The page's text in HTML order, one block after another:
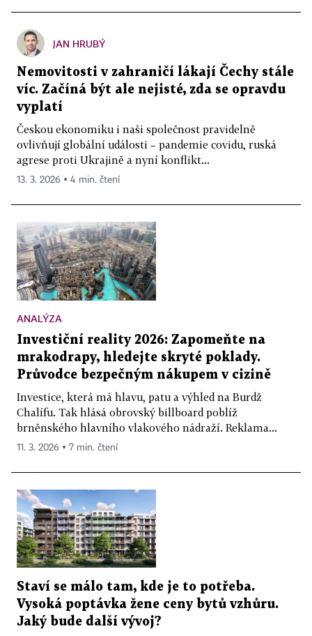
JAN HRUBÝ
Nemovitosti v zahraničí lákají Čechy stále
víc. Začíná být ale nejisté, zda se opravdu
vyplatí
Českou ekonomiku i naši společnost pravidelně
ovlivňují globální události – pandemie covidu, ruská
agrese proti Ukrajině a nyní konflikt...
13. 3. 2026 ▪ 4 min. čtení
ANALÝZA
Investiční reality 2026: Zapomeňte na
mrakodrapy, hledejte skryté poklady.
Průvodce bezpečným nákupem v cizině
Investice, která má hlavu, patu a výhled na Burdž
Chalífu. Tak hlásá obrovský billboard poblíž
brněnského hlavního vlakového nádraží. Reklama...
11. 3. 2026 ▪ 7 min. čtení
Staví se málo tam, kde je to potřeba.
Vysoká poptávka žene ceny bytů vzhůru.
Jaký bude další vývoj?